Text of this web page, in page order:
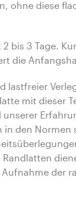
ohne diese
bis 3 Tage.
die
lastfreier
mit dieser
in den Normen
der